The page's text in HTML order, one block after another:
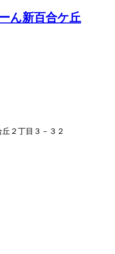
ん新百合ケ丘
２丁目３－３２